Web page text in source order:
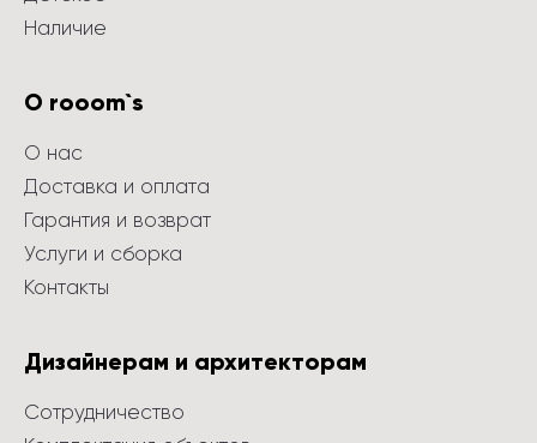
Наличие
О rooom`s
О нас
Доставка и оплата
Гарантия и возврат
Услуги и сборка
Контакты
Дизайнерам и архитекторам
Сотрудничество